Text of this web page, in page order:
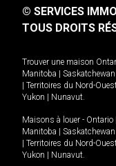
© SERVICES
TOUS DROITS
Trouver une maison
Manitoba
Saskatchewan
Territoires du Nord-
Yukon
Nunavut.
Maisons à louer - Ontario
Manitoba
Saskatchewan
Territoires du Nord-
Yukon
Nunavut.